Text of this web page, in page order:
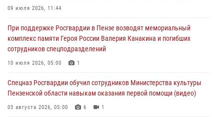
В Управлении Росгвардии по Пензенской области подвели итоги
04 августа 2026, 06:08
Росгвардия обеспечила безопасность праздничных мероприятий в
День ВДВ в Пензе
09 июля 2026, 11:44
При поддержке Росгвардии в Пензе возводят мемориальный
комплекс памяти Героя России Валерия Канакина и погибших
сотрудников спецподразделений
10 июля 2026, 05:00 1
Спецназ Росгвардии обучил сотрудников Министерства культуры
Пензенской области навыкам оказания первой помощи (видео)
03 августа 2026, 05:00 6 1